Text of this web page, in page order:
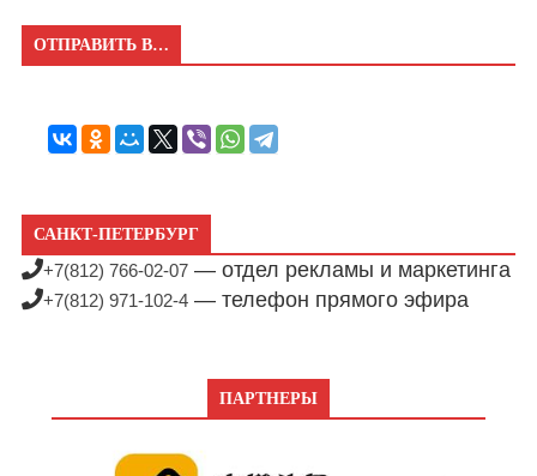
ОТПРАВИТЬ В…
САНКТ-ПЕТЕРБУРГ
+7(812) 766-02-07 — отдел рекламы и маркетинга
+7(812) 971-102-4 — телефон прямого эфира
ПАРТНЕРЫ